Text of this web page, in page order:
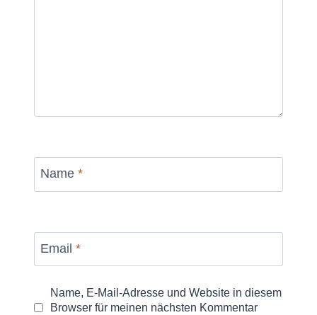
Name *
Email *
Name, E-Mail-Adresse und Website in diesem
Browser für meinen nächsten Kommentar